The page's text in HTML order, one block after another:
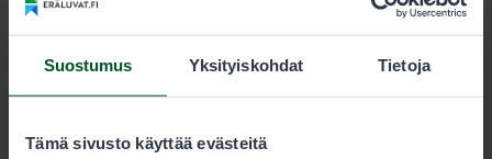
Suostumus Yksityiskohdat Tietoja
Tämä sivusto käyttää evästeitä
Kausi 13,00 €
lupaehdoista.